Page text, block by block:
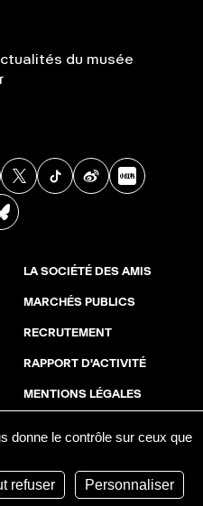
du musée
YoutubeInstagram
X TikTokWeibo
LA SOCIÉTÉ DES AMIS
MARCHÉS PUBLICS
RECRUTEMENT
RAPPORT D'ACTIVITÉ
MENTIONS LÉGALES
donne le contrôle sur ceux que
refuser Personnaliser